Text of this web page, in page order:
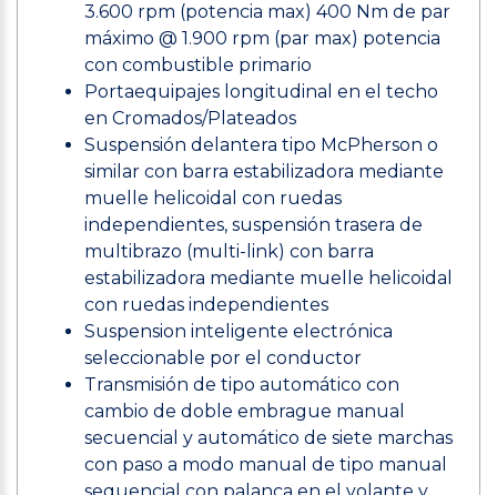
3.600 rpm (potencia max) 400 Nm de par
máximo @ 1.900 rpm (par max) potencia
con combustible primario
Portaequipajes longitudinal en el techo
en Cromados/Plateados
Suspensión delantera tipo McPherson o
similar con barra estabilizadora mediante
muelle helicoidal con ruedas
independientes, suspensión trasera de
multibrazo (multi-link) con barra
estabilizadora mediante muelle helicoidal
con ruedas independientes
Suspension inteligente electrónica
seleccionable por el conductor
Transmisión de tipo automático con
cambio de doble embrague manual
secuencial y automático de siete marchas
con paso a modo manual de tipo manual